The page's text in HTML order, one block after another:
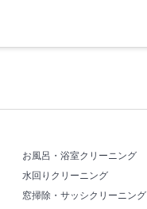
お風呂・浴室クリーニング
水回りクリーニング
窓掃除・サッシクリーニング